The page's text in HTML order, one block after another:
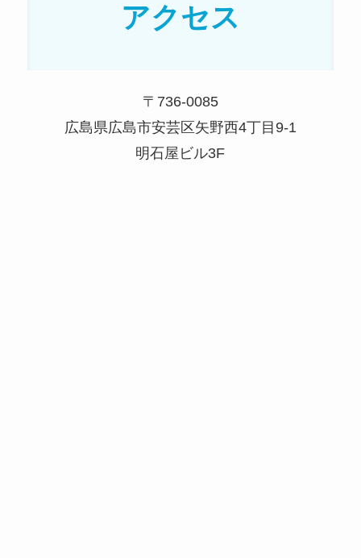
アクセス
〒736-0085
広島県広島市安芸区矢野西4丁目9-1
明石屋ビル3F